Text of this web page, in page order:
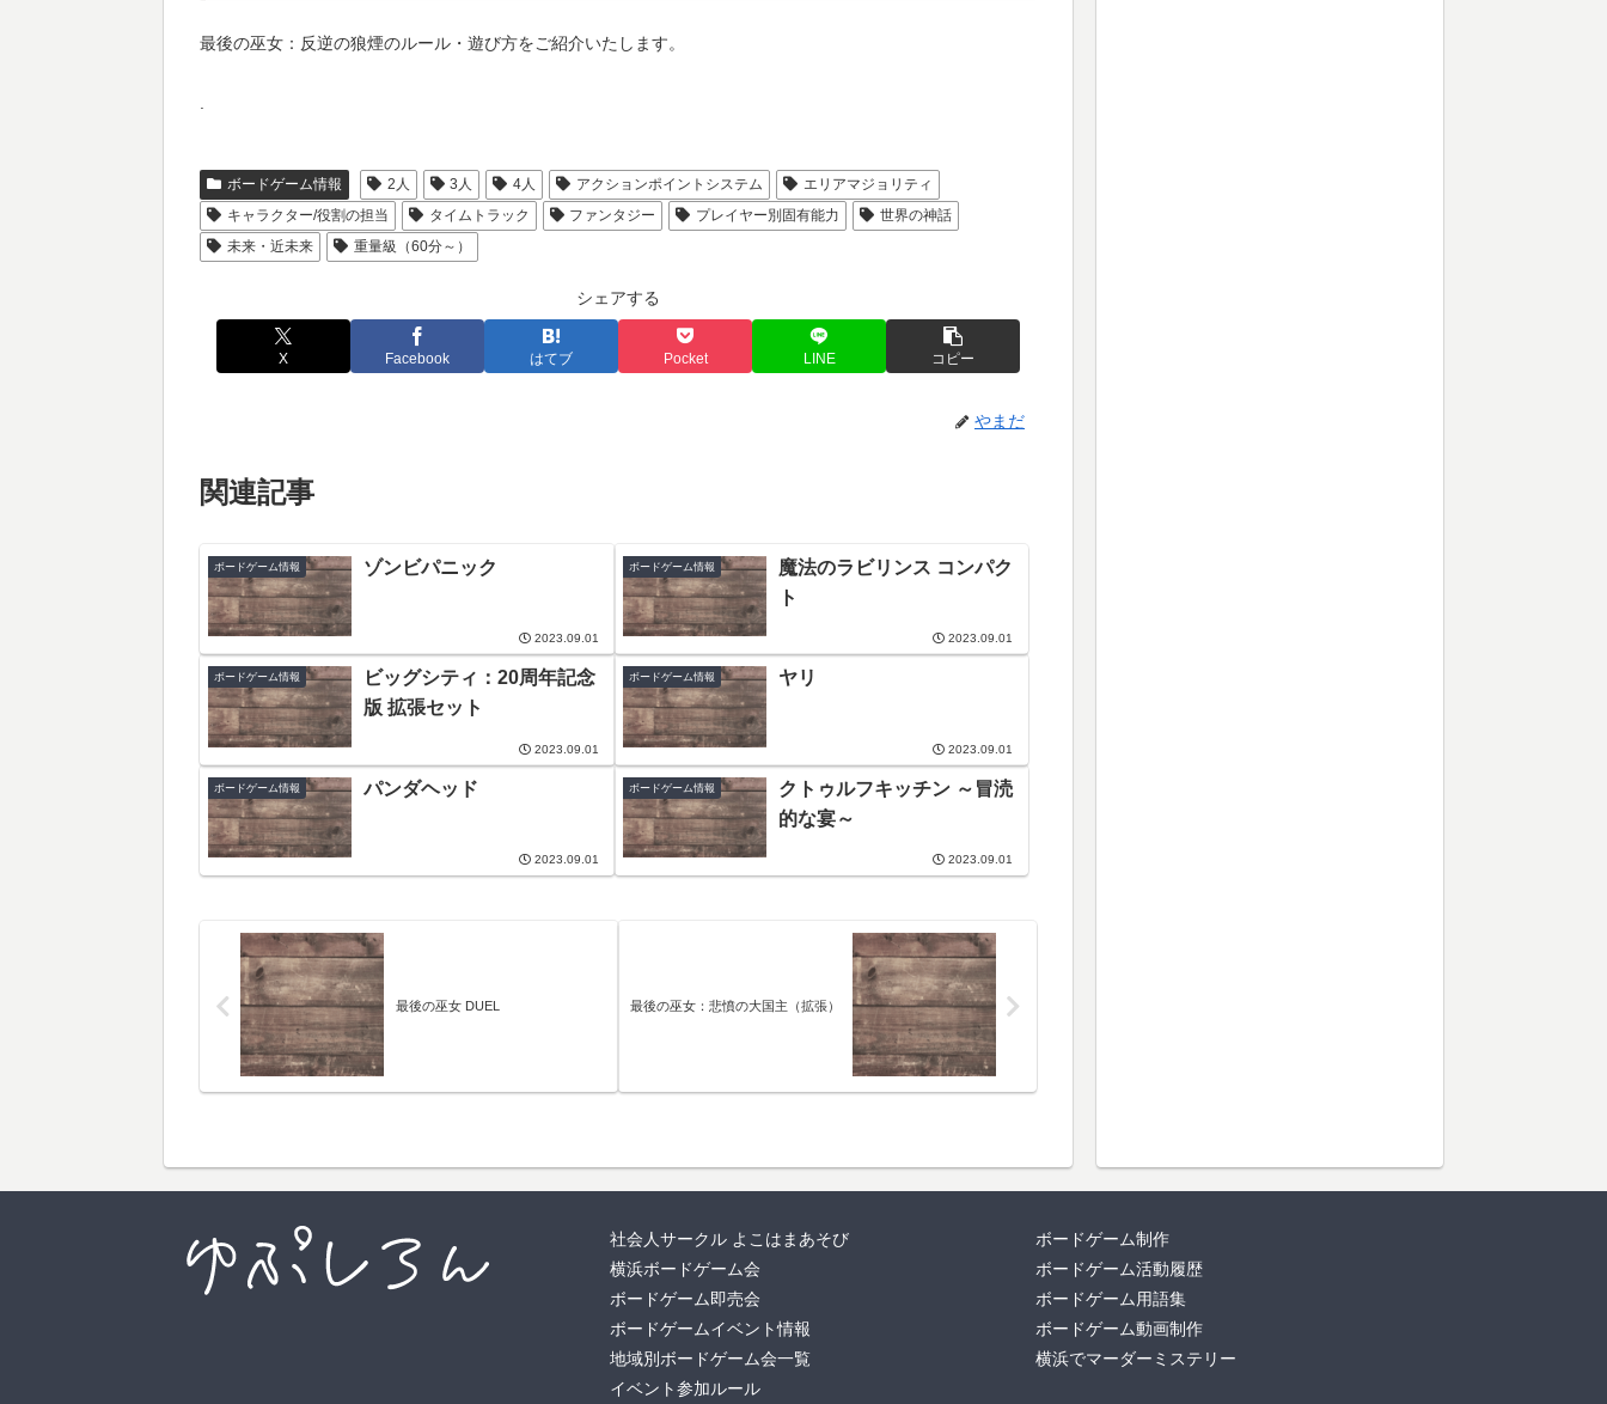
最後の巫女：反逆の狼煙のルール・遊び方をご紹介いたします。
.
ボードゲーム情報 2人 3人 4人 アクションポイントシステム
エリアマジョリティ
キャラクター/役割の担当
タイムトラック ファンタジー プレイヤー別固有能力
世界の神話
未来・近未来
重量級（60分～）
シェアする
X Facebook はてブ Pocket LINE コピー
やまだ
関連記事
ボードゲーム情報 ゾンビパニック
2023.09.01
ボードゲーム情報
魔法のラビリンス コンパク
ト
2023.09.01
ボードゲーム情報
ビッグシティ：20周年記念
版 拡張セット
2023.09.01
ボードゲーム情報 ヤリ
2023.09.01
ボードゲーム情報 パンダヘッド
2023.09.01
ボードゲーム情報
クトゥルフキッチン ～冒涜
的な宴～
2023.09.01
最後の巫女 DUEL 最後の巫女：悲憤の大国主（拡張）
社会人サークル よこはまあそび
横浜ボードゲーム会
ボードゲーム即売会
ボードゲームイベント情報
地域別ボードゲーム会一覧
イベント参加ルール
ボードゲーム制作
ボードゲーム活動履歴
ボードゲーム用語集
ボードゲーム動画制作
横浜でマーダーミステリー